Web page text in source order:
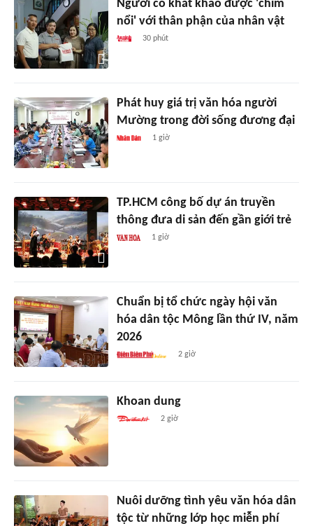
Người có khát khao được 'chìm
nổi' với thân phận của nhân vật
30 phút
Phát huy giá trị văn hóa người
Mường trong đời sống đương đại
1 giờ
TP.HCM công bố dự án truyền
thông đưa di sản đến gần giới trẻ
1 giờ
Chuẩn bị tổ chức ngày hội văn
hóa dân tộc Mông lần thứ IV, năm
2026
2 giờ
Khoan dung
2 giờ
Nuôi dưỡng tình yêu văn hóa dân
tộc từ những lớp học miễn phí